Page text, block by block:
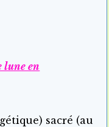
lune en
sacré (au